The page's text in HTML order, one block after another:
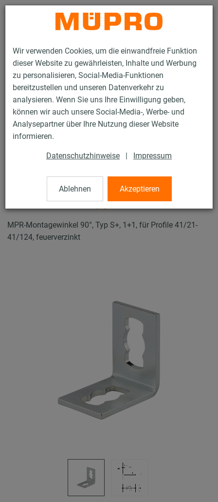
Wir verwenden Cookies, um die einwandfreie Funktion
dieser Website zu gewährleisten, Inhalte und Werbung
zu personalisieren, Social-Media-Funktionen
bereitzustellen und unseren Datenverkehr zu
analysieren. Wenn Sie uns Ihre Einwilligung geben,
können wir auch unsere Social-Media-, Werbe- und
Analysepartner über Ihre Nutzung dieser Website
informieren.
Datenschutzhinweise | Impressum
Ablehnen Akzeptieren
Kontakt
Produkte Befestigungstechnik
Feuerverzinkte Produkte
Feuerverzinkte Installationsschienen
MPR-Montagewinkel 90° Typ S+
MPR-Montagewinkel 90°
Typ S+
MPR-Montagewinkel 90°, Typ S+, 1+1, für Profile 41/21-
41/124, feuerverzinkt